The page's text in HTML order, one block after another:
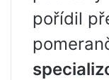
pořídil